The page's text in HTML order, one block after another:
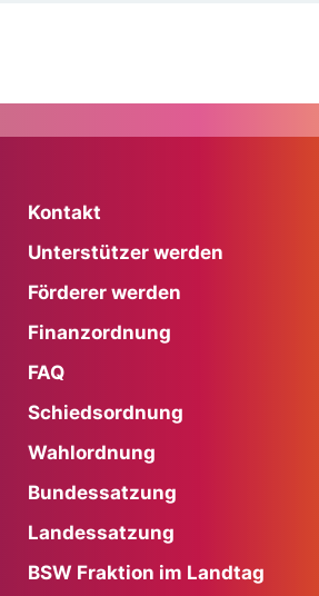
Kontakt
Unterstützer werden
Förderer werden
Finanzordnung
FAQ
Schiedsordnung
Wahlordnung
Bundessatzung
Landessatzung
BSW Fraktion im Landtag